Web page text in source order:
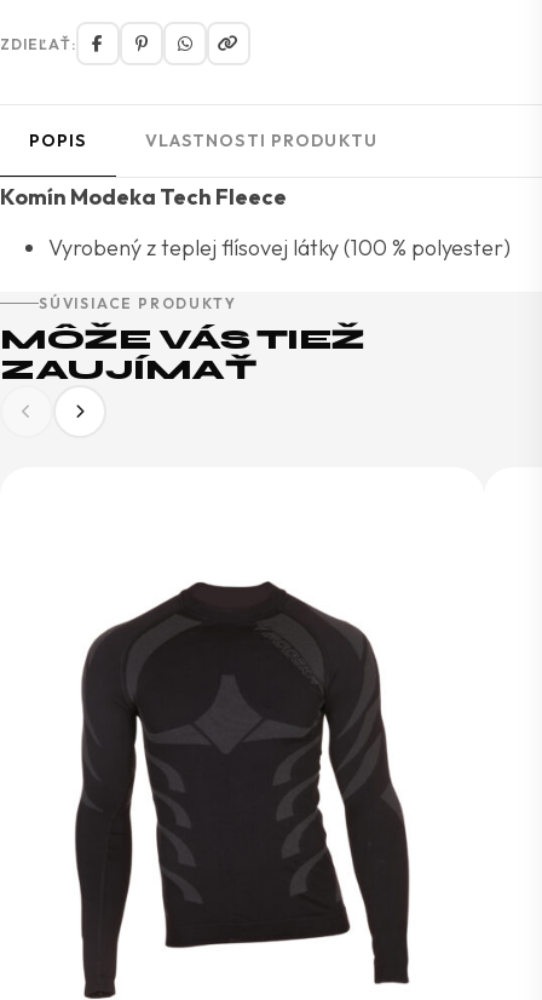
ZDIEĽAŤ:
POPIS VLASTNOSTI PRODUKTU
Komín Modeka Tech Fleece
Vyrobený z teplej flísovej látky (100 % polyester)
SÚVISIACE PRODUKTY
MÔŽE VÁS TIEŽ
ZAUJÍMAŤ